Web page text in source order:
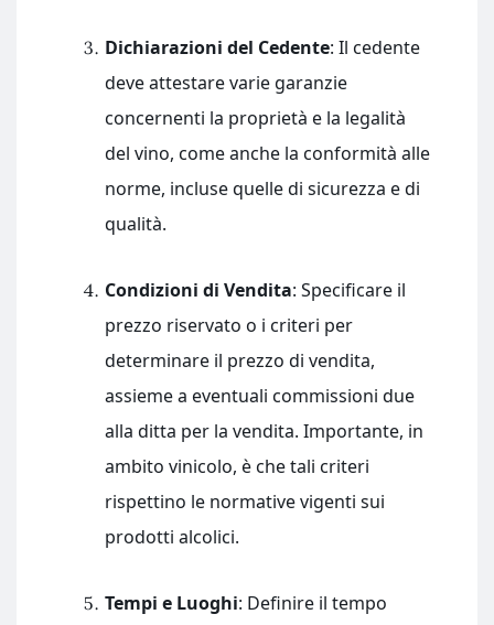
Dichiarazioni del Cedente: Il cedente
deve attestare varie garanzie
concernenti la proprietà e la legalità
del vino, come anche la conformità alle
norme, incluse quelle di sicurezza e di
qualità.
Condizioni di Vendita: Specificare il
prezzo riservato o i criteri per
determinare il prezzo di vendita,
assieme a eventuali commissioni due
alla ditta per la vendita. Importante, in
ambito vinicolo, è che tali criteri
rispettino le normative vigenti sui
prodotti alcolici.
Tempi e Luoghi: Definire il tempo